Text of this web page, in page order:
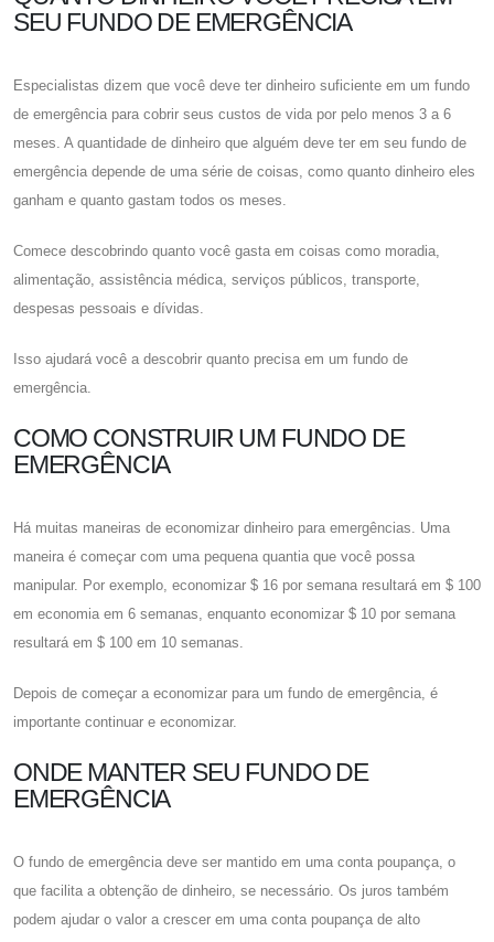
SEU FUNDO DE EMERGÊNCIA
Especialistas dizem que você deve ter dinheiro suficiente em um fundo
de emergência para cobrir seus custos de vida por pelo menos 3 a 6
meses. A quantidade de dinheiro que alguém deve ter em seu fundo de
emergência depende de uma série de coisas, como quanto dinheiro eles
ganham e quanto gastam todos os meses.
Comece descobrindo quanto você gasta em coisas como moradia,
alimentação, assistência médica, serviços públicos, transporte,
despesas pessoais e dívidas.
Isso ajudará você a descobrir quanto precisa em um fundo de
emergência.
COMO CONSTRUIR UM FUNDO DE
EMERGÊNCIA
Há muitas maneiras de economizar dinheiro para emergências. Uma
maneira é começar com uma pequena quantia que você possa
manipular. Por exemplo, economizar $ 16 por semana resultará em $ 100
em economia em 6 semanas, enquanto economizar $ 10 por semana
resultará em $ 100 em 10 semanas.
Depois de começar a economizar para um fundo de emergência, é
importante continuar e economizar.
ONDE MANTER SEU FUNDO DE
EMERGÊNCIA
O fundo de emergência deve ser mantido em uma conta poupança, o
que facilita a obtenção de dinheiro, se necessário. Os juros também
podem ajudar o valor a crescer em uma conta poupança de alto